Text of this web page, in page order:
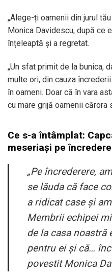
„Alege-ți oamenii din jurul
Monica Davidescu, după ce
înțeleaptă și a regretat.
„Un sfat primit de la bunica,
multe ori, din cauza
în oameni. Doar că în vara
cu mare grijă oamenii cărora
Ce s-a întâmplat:
meseriași pe
„Pe încrederere,
se lăuda că face
a ridicat case și
Membrii echipei
de la casa noastră
pentru ei și că…
povestit Monica